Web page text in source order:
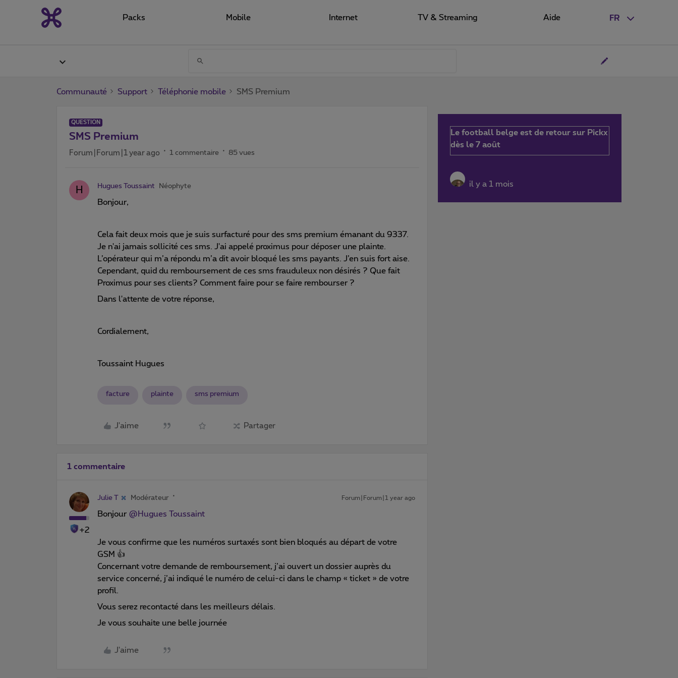
FR
Packs Mobile Internet TV & Streaming Aide
Communauté Support Téléphonie mobile SMS Premium
QUESTION
SMS Premium
Forum|Forum|1 year ago 1 commentaire 85 vues
H Hugues Toussaint Néophyte
Bonjour,
Cela fait deux mois que je suis surfacturé pour des sms premium émanant du 9337.
Je n'ai jamais sollicité ces sms. J'ai appelé proximus pour déposer une plainte.
L’opérateur qui m’a répondu m’a dit avoir bloqué les sms payants. J’en suis fort aise.
Cependant, quid du remboursement de ces sms frauduleux non désirés ? Que fait
Proximus pour ses clients? Comment faire pour se faire rembourser ?
Dans l'attente de votre réponse,
Cordialement,
Toussaint Hugues
facture plainte sms premium
J'aime Partager
1 commentaire
+2
Julie T Modérateur Forum|Forum|1 year ago
Bonjour ​ @Hugues Toussaint
Je vous confirme que les numéros surtaxés sont bien bloqués au départ de votre
GSM 👍
Concernant votre demande de remboursement, j’ai ouvert un dossier auprès du
service concerné, j’ai indiqué le numéro de celui-ci dans le champ « ticket » de votre
profil.
Vous serez recontacté dans les meilleurs délais.
Je vous souhaite une belle journée
J'aime
Le football belge est de retour sur Pickx
dès le 7 août
il y a 1 mois